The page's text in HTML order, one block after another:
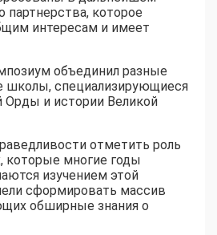
которое
интересам и имеет
объединил разные
школы, специализирующиеся
Орды и истории Великой
отметить роль
которые многие годы
изучением этой
сформировать массив
обширные знания о